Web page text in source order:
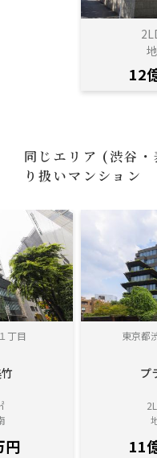
12
同じエリア (渋谷・
り扱いマンション
丁目
円
東京都
プ
11